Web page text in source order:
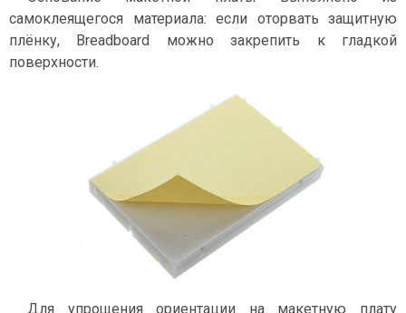
самоклеящегося материала: если оторвать защитную
плёнку, Breadboard можно закрепить к гладкой
поверхности.
Для упрощения ориентации на макетную плату